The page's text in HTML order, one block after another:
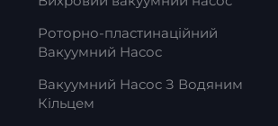
Роторно-пластинаційний
Вакуумний Насос
Вакуумний Насос З Водяним
Кільцем